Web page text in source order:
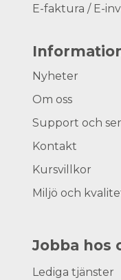
E-faktura / E-
Nyheter
Om oss
Support och
Kontakt
Kursvillkor
Miljö och
Jobba hos
Lediga tjänster